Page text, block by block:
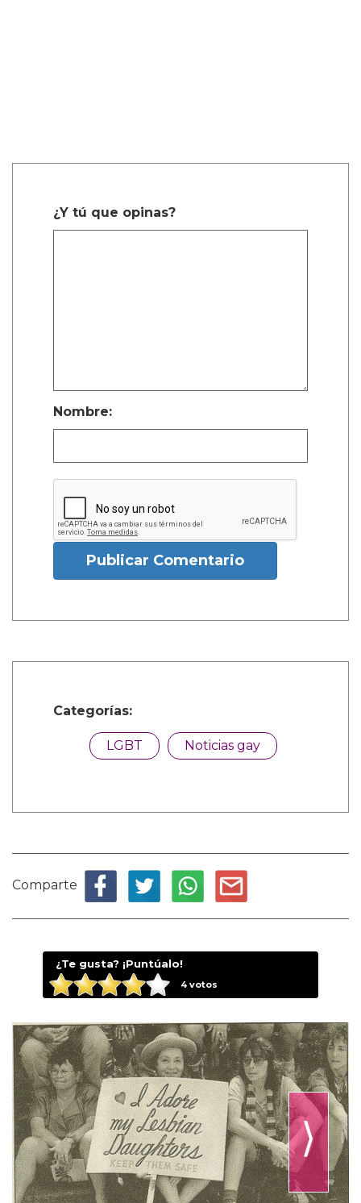
¿Y tú que opinas?
Nombre:
Publicar Comentario
Categorías:
LGBT Noticias gay
Comparte
¿Te gusta? ¡Puntúalo!
4votos
⟩